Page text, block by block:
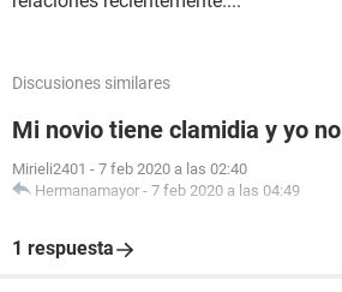
Discusiones similares
Mi novio tiene clamidia y yo no
Mirieli2401 - 7 feb 2020 a las 02:40
Hermanamayor - 7 feb 2020 a las 04:49
1 respuesta